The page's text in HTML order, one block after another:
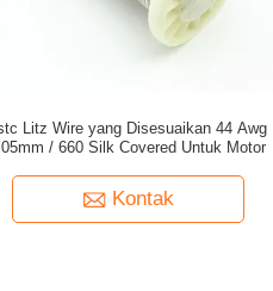
Litz Wire yang Disesuaikan 44 Awg
/ 660 Silk Covered Untuk Motor
Kontak